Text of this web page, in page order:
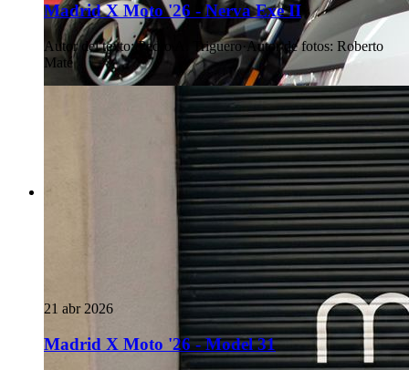
Madrid X Moto '26 - Nerva Exe II
Autor del texto: Pedro A. Triguero·Autor de fotos: Roberto
Maté
21 abr 2026
Madrid X Moto '26 - Model 31